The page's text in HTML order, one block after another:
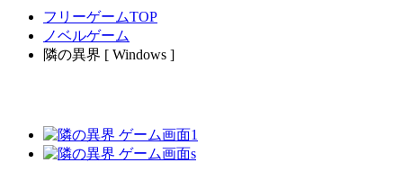
フリーゲームTOP
ノベルゲーム
隣の異界 [ Windows ]